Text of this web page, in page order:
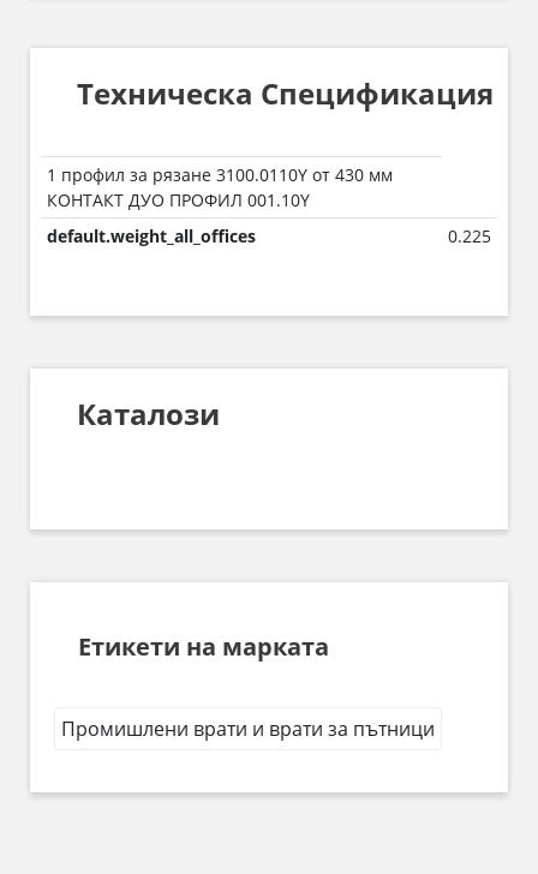
Техническа Спецификация
1 профил за рязане 3100.0110Y от 430 мм
КОНТАКТ ДУО ПРОФИЛ 001.10Y
default.weight_all_offices
0.225
Каталози
Етикети на марката
Промишлени врати и врати за пътници